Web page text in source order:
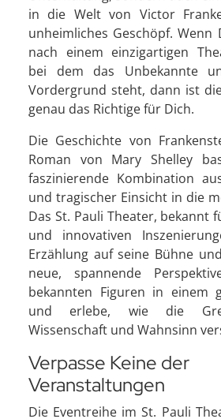
in die Welt von Victor
unheimliches Geschöpf. Wenn
nach einem einzigartigen
bei dem das Unbekannte
Vordergrund steht, dann ist
genau das Richtige für Dich.
Die Geschichte von
Roman von Mary Shelley
faszinierende Kombination
und tragischer Einsicht in die
Das St. Pauli Theater, bekannt
und innovativen
Erzählung auf seine Bühne
neue, spannende
bekannten Figuren in einem
und erlebe, wie die
Wissenschaft und Wahnsinn
Verpasse Keine der
Veranstaltungen
Die Eventreihe im St. Pauli